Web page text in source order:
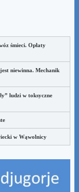
śmieci. Opłaty
niewinna. Mechanik
ludzi w toksyczne
w Wąwolnicy